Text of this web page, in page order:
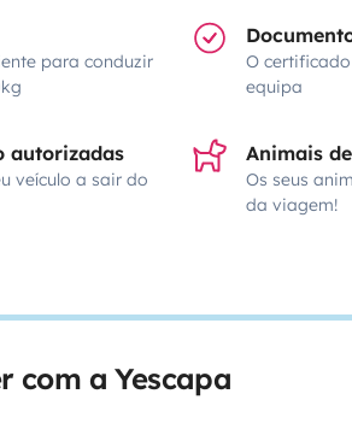
para conduzir
O
equipa
autorizadas
veículo a sair do
Animais
Os seus
da viagem!
com a Yescapa